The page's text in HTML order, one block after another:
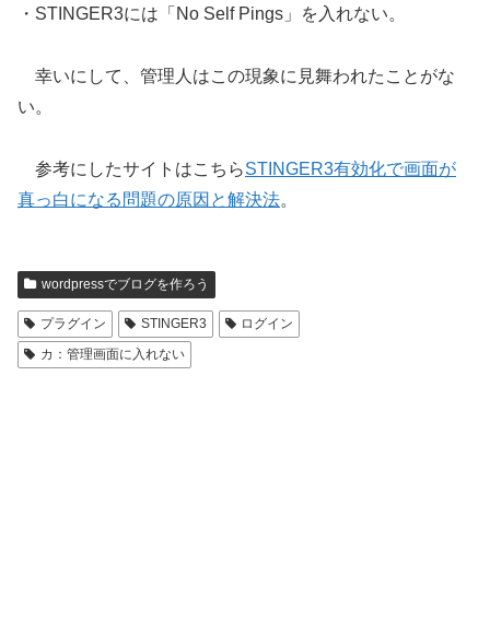
・STINGER3には「No Self Pings」を入れない。
幸いにして、管理人はこの現象に見舞われたことがな
い。
参考にしたサイトはこちらSTINGER3有効化で画面が
真っ白になる問題の原因と解決法。
wordpressでブログを作ろう
プラグイン STINGER3
ログイン
カ：管理画面に入れない